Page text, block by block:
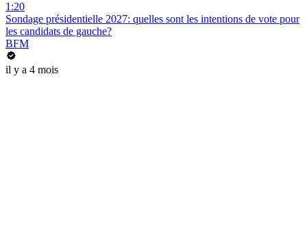
1:20
Sondage présidentielle 2027: quelles sont les intentions de vote pour
les candidats de gauche?
BFM
il y a 4 mois